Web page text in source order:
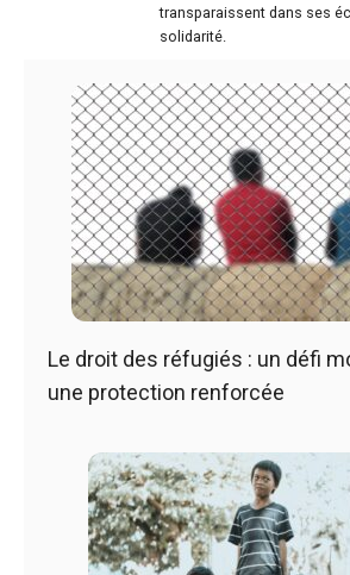
transparaissent dans ses
solidarité.
Le droit des réfugiés : un défi
une protection renforcée